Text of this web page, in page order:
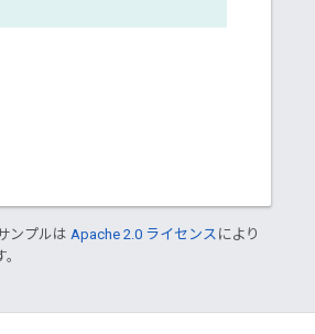
ンプルは Apache 2.0 ライセンス により